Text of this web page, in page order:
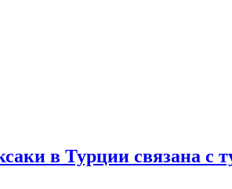
в Турции связана с